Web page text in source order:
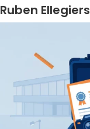
Ruben Ellegiers